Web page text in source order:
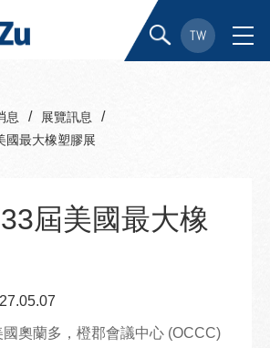
TW
息 / 展覽訊息 /
國最大橡塑膠展
屆美國最大橡
國奧蘭多，橙郡會議中心 (OCCC)